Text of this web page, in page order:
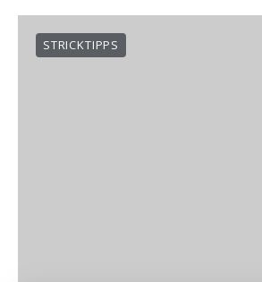
STRICKTIPPS